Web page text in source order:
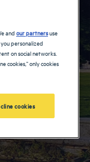
andour partnersuse
personalized
on social networks.
cookies," only cookies
cookies